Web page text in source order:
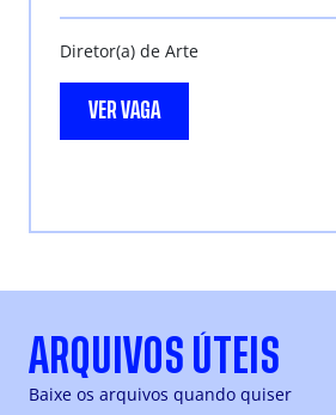
Diretor(a) de Arte
VER VAGA
ARQUIVOS ÚTEIS
Baixe os arquivos quando quiser